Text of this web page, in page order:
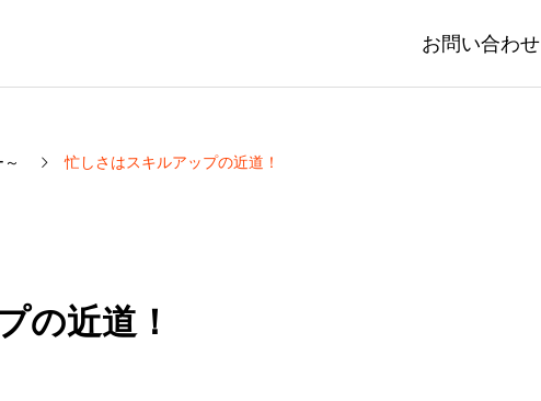
お問い合わせ
忙しさはスキルアップの近道！
の近道！